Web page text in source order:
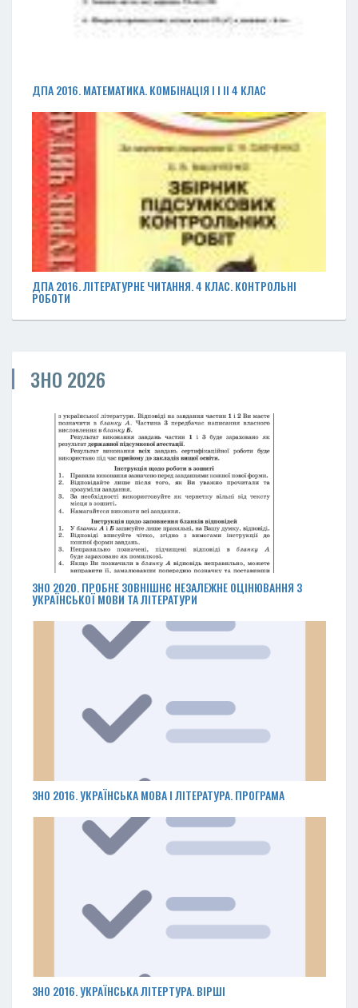
ДПА 2016. МАТЕМАТИКА. КОМБІНАЦІЯ І І ІІ 4 КЛАС
ДПА 2016. ЛІТЕРАТУРНЕ ЧИТАННЯ. 4 КЛАС. КОНТРОЛЬНІ
РОБОТИ
ЗНО 2026
ЗНО 2020. ПРОБНЕ ЗОВНІШНЄ НЕЗАЛЕЖНЕ ОЦІНЮВАННЯ З
УКРАЇНСЬКОЇ МОВИ ТА ЛІТЕРАТУРИ
ЗНО 2016. УКРАЇНСЬКА МОВА І ЛІТЕРАТУРА. ПРОГРАМА
ЗНО 2016. УКРАЇНСЬКА ЛІТЕРТУРА. ВІРШІ